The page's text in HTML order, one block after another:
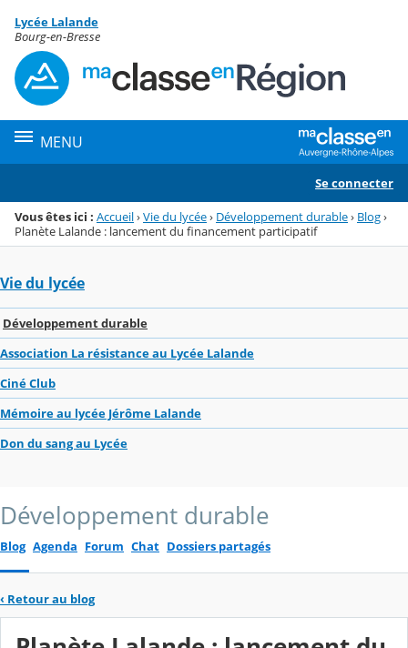
Menu de la rubrique
Contenu
Lycée Lalande
Bourg-en-Bresse
MENU
Se connecter
Vous êtes ici : Accueil›Vie du lycée› Développement durable› Blog›
Planète Lalande : lancement du financement participatif
Vie du lycée
Développement durable
Association La résistance au Lycée Lalande
Ciné Club
Mémoire au lycée Jérôme Lalande
Don du sang au Lycée
Développement durable
Blog Agenda Forum Chat Dossiers partagés
‹ Retour au blog